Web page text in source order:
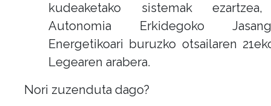
kudeaketako sistemak
Autonomia Erkidegoko
Energetikoari buruzko otsailaren
Legearen arabera.
Nori zuzenduta dago?